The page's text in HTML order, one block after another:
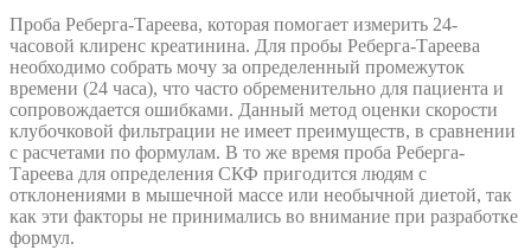
Проба Реберга-Тареева, которая помогает измерить 24-
часовой клиренс креатинина. Для пробы Реберга-Тареева
необходимо собрать мочу за определенный промежуток
времени (24 часа), что часто обременительно для пациента и
сопровождается ошибками. Данный метод оценки скорости
клубочковой фильтрации не имеет преимуществ, в сравнении
с расчетами по формулам. В то же время проба Реберга-
Тареева для определения СКФ пригодится людям с
отклонениями в мышечной массе или необычной диетой, так
как эти факторы не принимались во внимание при разработке
формул.